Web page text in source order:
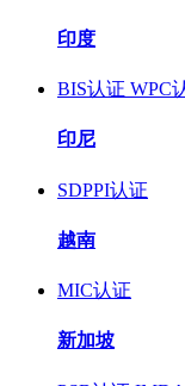
印度
BIS认证 WPC
印尼
SDPPI认证
越南
MIC认证
新加坡